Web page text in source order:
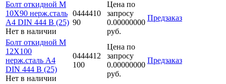
Болт откидной M
10Х90 нерж.сталь
A4 DIN 444 B (25)
Нет в наличии
0444410
90
Цена по
запросу
0.00000000
руб.
Предзаказ
Болт откидной M
12Х100
нерж.сталь A4
DIN 444 B (25)
Нет в наличии
0444412
100
Цена по
запросу
0.00000000
руб.
Предзаказ